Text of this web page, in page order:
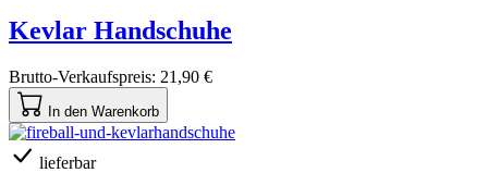
Kevlar Handschuhe
Brutto-Verkaufspreis: 21,90 €
In den Warenkorb
lieferbar